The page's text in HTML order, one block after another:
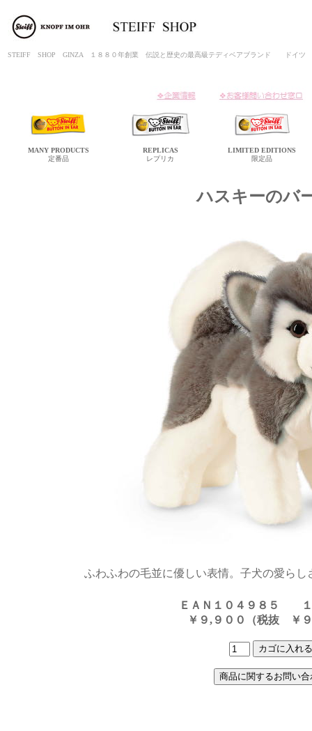
STEIFF SHOP GINZA １８８０年創業 伝説と歴史の最高級テディベアブランド ド
MANY PRODUCTS
定番品
REPLICAS
レプリカ
LIMITED EDITIONS
限定品
ハスキーのバ
ふわふわの毛並に優しい表情。子犬の愛ら
ＥＡＮ１０４９８５
￥９,９００（税抜 ￥